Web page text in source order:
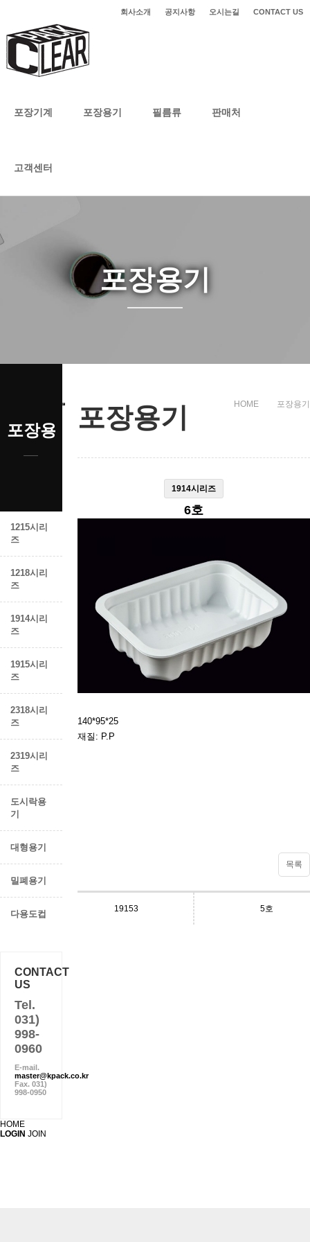
CONTACT US
오시는길
공지사항
회사소개
포장기계 포장용기 필름류 판매처
고객센터
포장용기
포장용기 HOME 포장용기
1914시리즈
6호
140*95*25
재질: P.P
목록
19153 5호
포장용기
1215시리
즈
1218시리
즈
1914시리
즈
1915시리
즈
2318시리
즈
2319시리
즈
도시락용
기
대형용기
밀폐용기
다용도컵
CONTACT
US
Tel.
031)
998-
0960
E-mail.
master@kpack.co.kr
Fax. 031)
998-0950
HOME
LOGIN JOIN